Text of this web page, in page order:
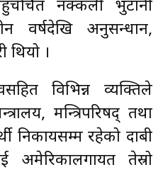
नक्कली भुटानी
वर्षदेखि अनुसन्धान,
थियो ।
विभिन्न व्यक्तिले
मन्त्रिपरिषद् तथा
निकायसम्म रहेको दाबी
अमेरिकालगायत तेस्रो